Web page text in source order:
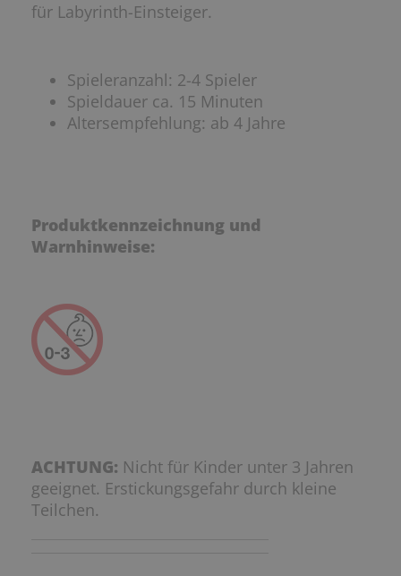
für Labyrinth-Einsteiger.
Spieleranzahl: 2-4 Spieler
Spieldauer ca. 15 Minuten
Altersempfehlung: ab 4 Jahre
Produktkennzeichnung und
Warnhinweise:
ACHTUNG: Nicht für Kinder unter 3 Jahren
geeignet. Erstickungsgefahr durch kleine
Teilchen.